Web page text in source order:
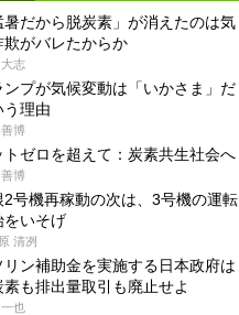
暑だから脱炭素」が消えたのは気
欺がバレたからか
志
ンプが気候変動は「いかさま」だ
う理由
博
トゼロを超えて：炭素共生社会へ
博
2号機再稼動の次は、3号機の運転
をいそげ
清冽
リン補助金を実施する日本政府は
素も排出量取引も廃止せよ
也